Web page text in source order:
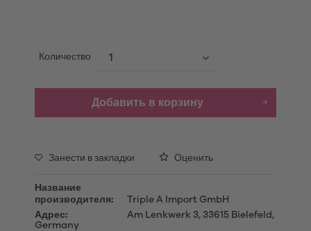
Количество
Добавить в корзину
Занести в закладки Оценить
Название
производителя:
Triple A Import GmbH
Адрес:
Am Lenkwerk 3, 33615 Bielefeld,
Germany